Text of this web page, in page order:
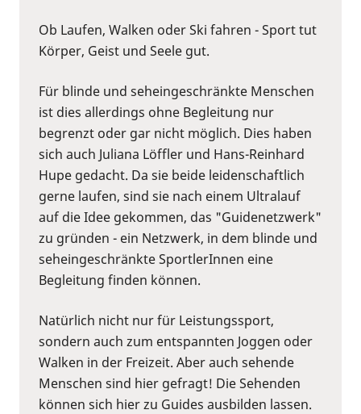
Ob Laufen, Walken oder Ski fahren - Sport tut
Körper, Geist und Seele gut.
Für blinde und seheingeschränkte Menschen
ist dies allerdings ohne Begleitung nur
begrenzt oder gar nicht möglich. Dies haben
sich auch Juliana Löffler und Hans-Reinhard
Hupe gedacht. Da sie beide leidenschaftlich
gerne laufen, sind sie nach einem Ultralauf
auf die Idee gekommen, das "Guidenetzwerk"
zu gründen - ein Netzwerk, in dem blinde und
seheingeschränkte SportlerInnen eine
Begleitung finden können.
Natürlich nicht nur für Leistungssport,
sondern auch zum entspannten Joggen oder
Walken in der Freizeit. Aber auch sehende
Menschen sind hier gefragt! Die Sehenden
können sich hier zu Guides ausbilden lassen.